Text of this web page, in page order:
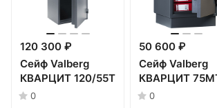
120 300 ₽
Сейф Valberg
КВАРЦИТ 120/55T
0
50 600 ₽
Сейф Valberg
КВАРЦИТ
0